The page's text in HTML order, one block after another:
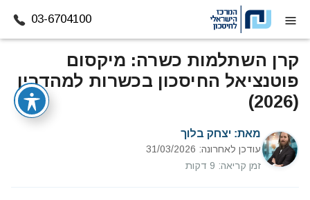
דלג לתוכן
03-6704100
קרן השתלמות כשרה: מיקסום
פוטנציאל החיסכון בכשרות למהדרין
(2026)
מאת: יצחק בלוך
עודכן לאחרונה: 31/03/2026
זמן קריאה: 9 דקות